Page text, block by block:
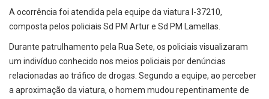
A ocorrência foi atendida pela equipe da viatura I-37210,
composta pelos policiais Sd PM Artur e Sd PM Lamellas.
Durante patrulhamento pela Rua Sete, os policiais visualizaram
um indivíduo conhecido nos meios policiais por denúncias
relacionadas ao tráfico de drogas. Segundo a equipe, ao perceber
a aproximação da viatura, o homem mudou repentinamente de